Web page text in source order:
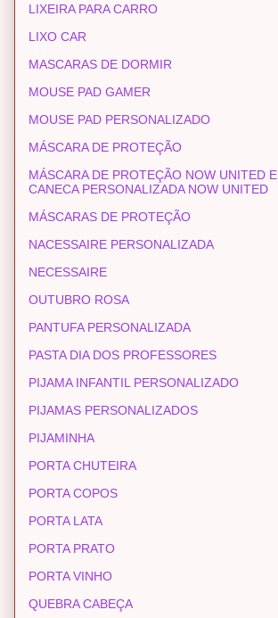
LIXEIRA PARA CARRO
LIXO CAR
MASCARAS DE DORMIR
MOUSE PAD GAMER
MOUSE PAD PERSONALIZADO
MÁSCARA DE PROTEÇÃO
MÁSCARA DE PROTEÇÃO NOW UNITED E
CANECA PERSONALIZADA NOW UNITED
MÁSCARAS DE PROTEÇÃO
NACESSAIRE PERSONALIZADA
NECESSAIRE
OUTUBRO ROSA
PANTUFA PERSONALIZADA
PASTA DIA DOS PROFESSORES
PIJAMA INFANTIL PERSONALIZADO
PIJAMAS PERSONALIZADOS
PIJAMINHA
PORTA CHUTEIRA
PORTA COPOS
PORTA LATA
PORTA PRATO
PORTA VINHO
QUEBRA CABEÇA